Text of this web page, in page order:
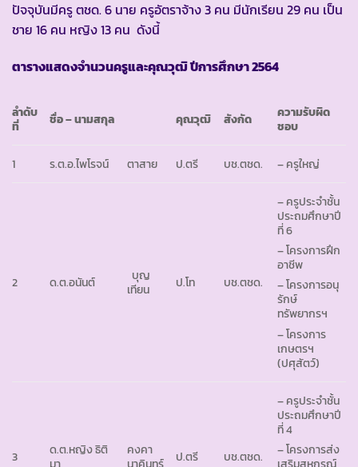
ปัจจุบันมีครู ตชด. 6 นาย ครูอัตราจ้าง 3 คน มีนักเรียน 29 คน เป็น
ชาย 16 คน หญิง 13 คน ดังนี้
ตารางแสดงจำนวนครูและคุณวุฒิ ปีการศึกษา2564
ลำดับ
ที่
ชื่อ – นามสกุล คุณวุฒิ สังกัด
ความรับผิด
ชอบ
1 ร.ต.อ.ไพโรจน์ ตาสาย ป.ตรี บช.ตชด. – ครูใหญ่
2 ด.ต.อนันต์
บุญ
เทียน
ป.โท บช.ตชด.
– ครูประจำชั้น
ประถมศึกษาปี
ที่ 6
– โครงการฝึก
อาชีพ
– โครงการอนุ
รักษ์
ทรัพยากรฯ
– โครงการ
เกษตรฯ
(ปศุสัตว์)
3
ด.ต.หญิง ธิติ
คงคา
ป.ตรี บช.ตชด.
– ครูประจำชั้น
ประถมศึกษาปี
ที่ 4
– โครงการส่ง